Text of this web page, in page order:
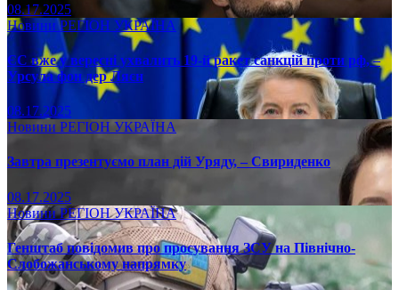
08.17.2025
НовиниРЕГІОН УКРАЇНА
ЄС вже у вересні ухвалить 19-й ракет санкцій проти рф, –
Урсула фон дер Ляєн
08.17.2025
Новини РЕГІОН УКРАЇНА
Завтра презентуємо план дій Уряду, – Свириденко
08.17.2025
НовиниРЕГІОНУКРАЇНА
Генштаб повідомив про просування ЗСУ на Північно-
Слобожанському напрямку